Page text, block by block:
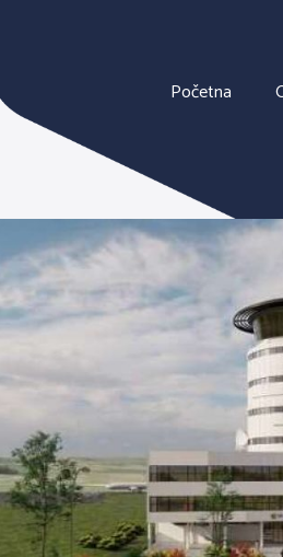
Početna